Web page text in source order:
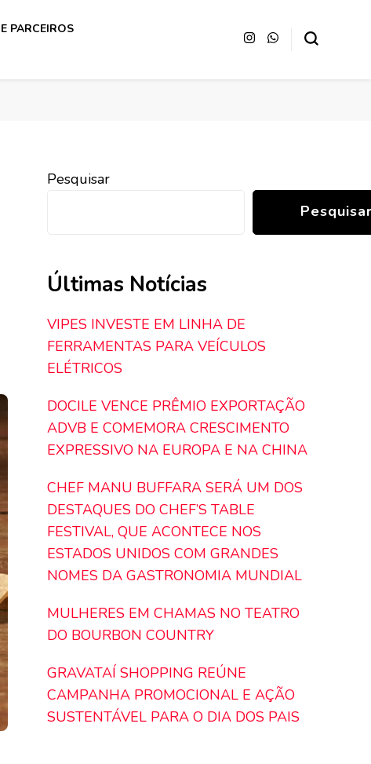
PARCEIROS
Pesquisar
Últimas Notícias
VIPES INVESTE EM LINHA DE
FERRAMENTAS PARA VEÍCULOS
ELÉTRICOS
DOCILE VENCE PRÊMIO EXPORTAÇÃO
ADVB E COMEMORA CRESCIMENTO
EXPRESSIVO NA EUROPA E NA CHINA
CHEF MANU BUFFARA SERÁ UM DOS
DESTAQUES DO CHEF’S TABLE
FESTIVAL, QUE ACONTECE NOS
ESTADOS UNIDOS COM GRANDES
NOMES DA GASTRONOMIA MUNDIAL
MULHERES EM CHAMAS NO TEATRO
DO BOURBON COUNTRY
GRAVATAÍ SHOPPING REÚNE
CAMPANHA PROMOCIONAL E AÇÃO
SUSTENTÁVEL PARA O DIA DOS PAIS